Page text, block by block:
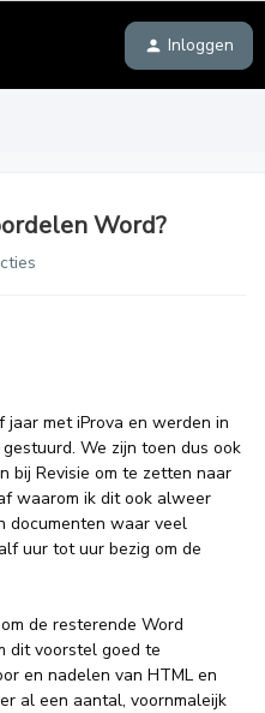
Inloggen
Word?
met iProva en werden in
We zijn toen dus ook
bij Revisie om te zetten naar
waarom ik dit ook alweer
documenten waar veel
uur tot uur bezig om de
de resterende Word
dit voorstel goed te
en nadelen van HTML en
al een aantal, voornmaleijk